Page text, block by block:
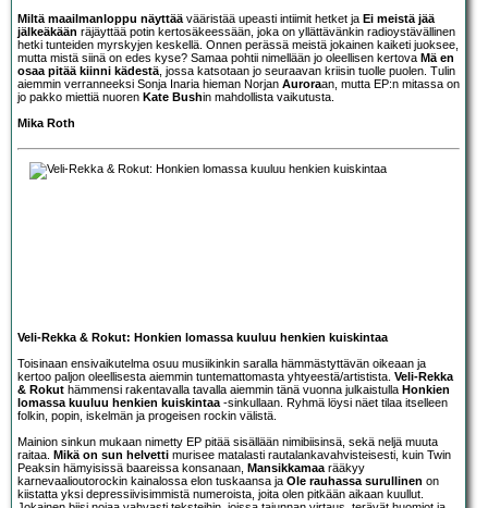
Miltä maailmanloppu näyttää vääristää upeasti intiimit hetket ja Ei meistä jää
jälkeäkään räjäyttää potin kertosäkeessään, joka on yllättävänkin radioystävällinen
hetki tunteiden myrskyjen keskellä. Onnen perässä meistä jokainen kaiketi juoksee,
mutta mistä siinä on edes kyse? Samaa pohtii nimellään jo oleellisen kertova Mä en
osaa pitää kiinni kädestä , jossa katsotaan jo seuraavan kriisin tuolle puolen. Tulin
aiemmin verranneeksi Sonja Inaria hieman Norjan Auroraan, mutta EP:n mitassa on
jo pakko miettiä nuoren Kate Bushin mahdollista vaikutusta.
Mika Roth
Veli-Rekka & Rokut: Honkien lomassa kuuluu henkien kuiskintaa
Toisinaan ensivaikutelma osuu musiikinkin saralla hämmästyttävän oikeaan ja
kertoo paljon oleellisesta aiemmin tuntemattomasta yhtyeestä/artistista. Veli-Rekka
& Rokut hämmensi rakentavalla tavalla aiemmin tänä vuonna julkaistulla Honkien
lomassa kuuluu henkien kuiskintaa -sinkullaan. Ryhmä löysi näet tilaa itselleen
folkin, popin, iskelmän ja progeisen rockin välistä.
Mainion sinkun mukaan nimetty EP pitää sisällään nimibiisinsä, sekä neljä muuta
raitaa. Mikä on sun helvetti murisee matalasti rautalankavahvisteisesti, kuin Twin
Peaksin hämyisissä baareissa konsanaan, Mansikkamaa rääkyy
karnevaalioutorockin kainalossa elon tuskaansa ja Ole rauhassa surullinen on
kiistatta yksi depressiivisimmistä numeroista, joita olen pitkään aikaan kuullut.